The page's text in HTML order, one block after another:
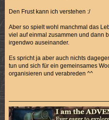
Den Frust kann ich verstehen :/
Aber so spielt wohl manchmal das
viel auf einmal zusammen und dann
irgendwo auseinander.
Es spricht ja aber auch nichts
tun und sich für ein gemeinsames
organisieren und verabreden ^^